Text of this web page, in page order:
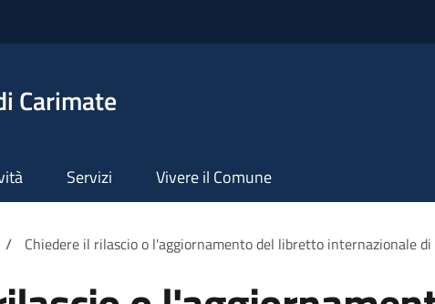
Carimate
Servizi Vivere il Comune
/ Chiedere il rilascio o l'aggiornamento del libretto internazionale